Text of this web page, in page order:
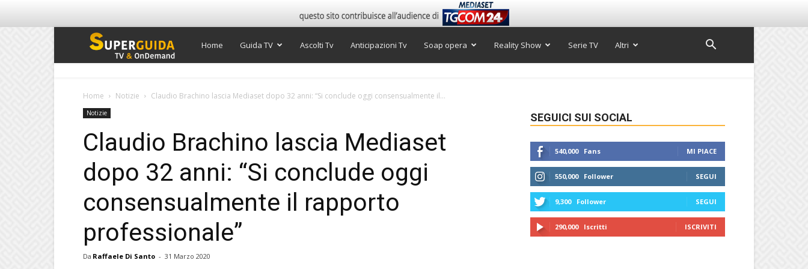
Super
Home Guida TV Ascolti Tv Anticipazioni Tv Soap opera Reality Show Serie TV Altri
Home Notizie Claudio Brachino lascia Mediaset dopo 32 anni: “Si conclude oggi consensualmente il...
Notizie
Claudio Brachino lascia Mediaset
dopo 32 anni: “Si conclude oggi
consensualmente il rapporto
professionale”
Da Raffaele Di Santo - 31 Marzo 2020
SEGUICI SUI SOCIAL
540,000 Fans MI PIACE
550,000 Follower SEGUI
9,300 Follower SEGUI
290,000 Iscritti ISCRIVITI